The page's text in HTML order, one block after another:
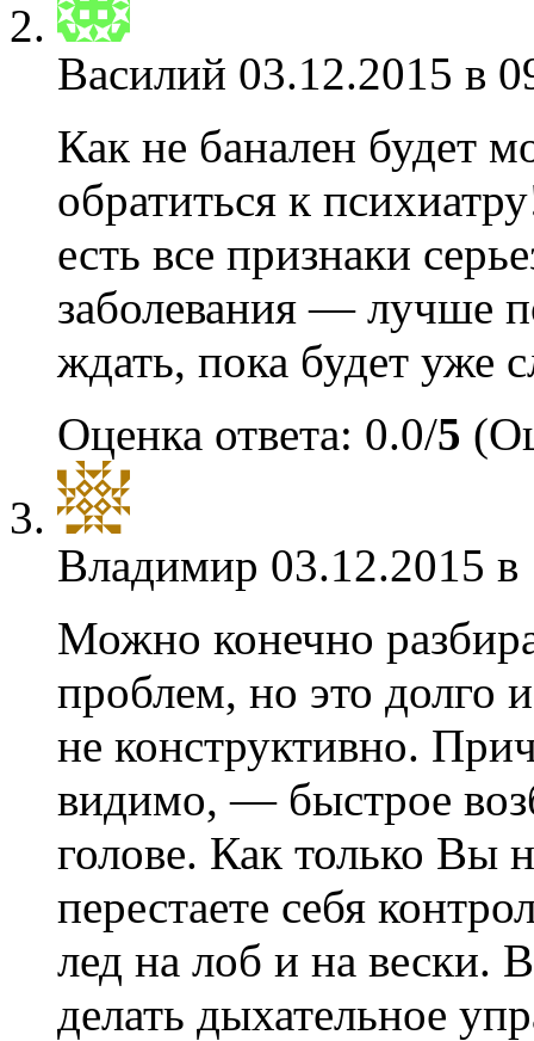
Василий 03.12.2015 в
Как не банален будет
обратиться к
есть все признаки
заболевания — лучше
ждать, пока будет
Оценка ответа: 0.0/5
Владимир 03.12.2015
Можно конечно
проблем, но это долго
не конструктивно.
видимо, — быстрое
голове. Как только Вы
перестаете себя
лед на лоб и на вески.
делать дыхательное